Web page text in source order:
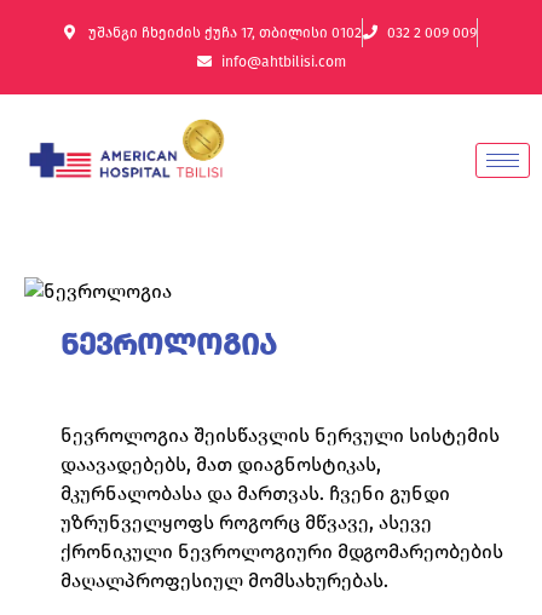
უშანგი ჩხეიძის ქუჩა 17, თბილისი 0102
032 2 009 009
info@ahtbilisi.com
ნევროლოგია
ნევროლოგია შეისწავლის ნერვული სისტემის
დაავადებებს, მათ დიაგნოსტიკას,
მკურნალობასა და მართვას. ჩვენი გუნდი
უზრუნველყოფს როგორც მწვავე, ასევე
ქრონიკული ნევროლოგიური მდგომარეობების
მაღალპროფესიულ მომსახურებას.